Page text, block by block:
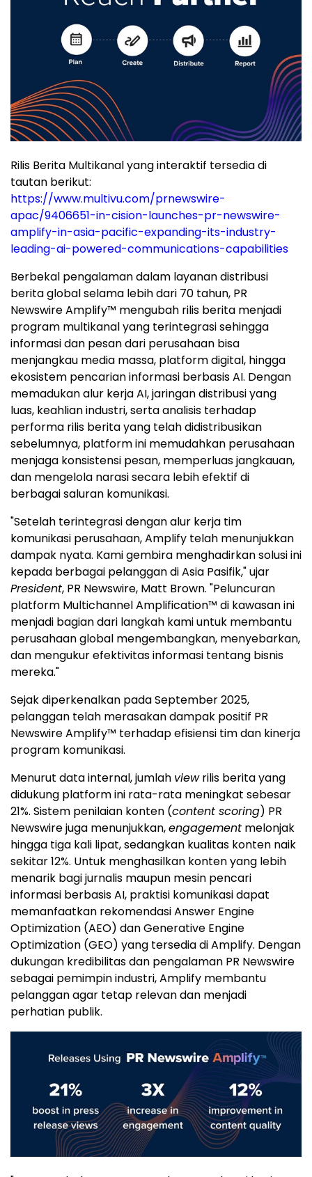
Rilis Berita Multikanal yang interaktif tersedia di
tautan berikut:
https://www.multivu.com/prnewswire-
apac/9406651-in-cision-launches-pr-newswire-
amplify-in-asia-pacific-expanding-its-industry-
leading-ai-powered-communications-capabilities
Berbekal pengalaman dalam layanan distribusi
berita global selama lebih dari 70 tahun, PR
Newswire Amplify™ mengubah rilis berita menjadi
program multikanal yang terintegrasi sehingga
informasi dan pesan dari perusahaan bisa
menjangkau media massa, platform digital, hingga
ekosistem pencarian informasi berbasis AI. Dengan
memadukan alur kerja AI, jaringan distribusi yang
luas, keahlian industri, serta analisis terhadap
performa rilis berita yang telah didistribusikan
sebelumnya, platform ini memudahkan perusahaan
menjaga konsistensi pesan, memperluas jangkauan,
dan mengelola narasi secara lebih efektif di
berbagai saluran komunikasi.
"Setelah terintegrasi dengan alur kerja tim
komunikasi perusahaan, Amplify telah menunjukkan
dampak nyata. Kami gembira menghadirkan solusi ini
kepada berbagai pelanggan di Asia Pasifik," ujar
President, PR Newswire, Matt Brown. "Peluncuran
platform Multichannel Amplification™ di kawasan ini
menjadi bagian dari langkah kami untuk membantu
perusahaan global mengembangkan, menyebarkan,
dan mengukur efektivitas informasi tentang bisnis
mereka."
Sejak diperkenalkan pada September 2025,
pelanggan telah merasakan dampak positif PR
Newswire Amplify™ terhadap efisiensi tim dan kinerja
program komunikasi.
Menurut data internal, jumlah viewrilis berita yang
didukung platform ini rata-rata meningkat sebesar
21%. Sistem penilaian konten (content scoring) PR
Newswire juga menunjukkan,engagement melonjak
hingga tiga kali lipat, sedangkan kualitas konten naik
sekitar 12%. Untuk menghasilkan konten yang lebih
menarik bagi jurnalis maupun mesin pencari
informasi berbasis AI, praktisi komunikasi dapat
memanfaatkan rekomendasi Answer Engine
Optimization (AEO) dan Generative Engine
Optimization (GEO) yang tersedia di Amplify. Dengan
dukungan kredibilitas dan pengalaman PR Newswire
sebagai pemimpin industri, Amplify membantu
pelanggan agar tetap relevan dan menjadi
perhatian publik.